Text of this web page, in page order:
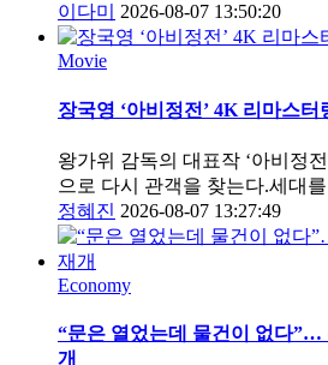
이다미
2026-08-07 13:50:20
Movie
장국영 ‘아비정전’ 4K 리마스터
왕가위 감독의 대표작 ‘아비정
으로 다시 관객을 찾는다.세대
정혜진 2026-08-07 13:27:49
Economy
“문은 열었는데 물건이 없다”…
개